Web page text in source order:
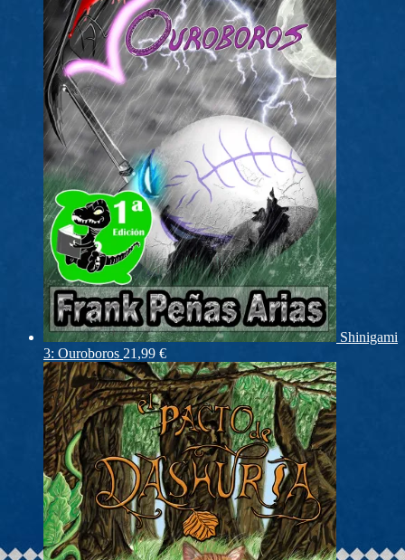
Shinigami
3: Ouroboros 21,99 €